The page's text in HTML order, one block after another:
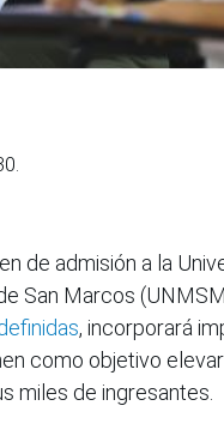
de admisión a la
San Marcos
, incorporará
como objetivo elevar
miles de ingresantes.